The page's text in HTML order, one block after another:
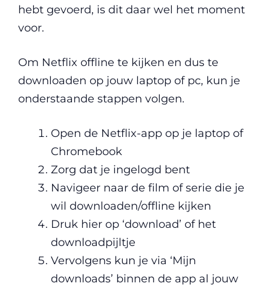
hebt gevoerd, is dit daar wel het moment
voor.
Om Netflix offline te kijken en dus te
downloaden op jouw laptop of pc, kun je
onderstaande stappen volgen.
Open de Netflix-app op je laptop of
Chromebook
Zorg dat je ingelogd bent
Navigeer naar de film of serie die je
wil downloaden/offline kijken
Druk hier op ‘download’ of het
downloadpijltje
Vervolgens kun je via ‘Mijn
downloads’ binnen de app al jouw